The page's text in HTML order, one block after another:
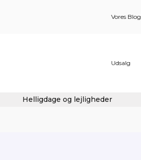
Vores Blog
Udsalg
Helligdage og lejligheder